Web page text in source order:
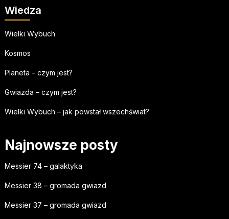
Wiedza
Wielki Wybuch
Kosmos
Planeta – czym jest?
Gwiazda – czym jest?
Wielki Wybuch – jak powstał wszechświat?
Najnowsze posty
Messier 74 – galaktyka
Messier 38 – gromada gwiazd
Messier 37 – gromada gwiazd